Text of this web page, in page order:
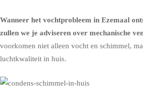
Wanneer het vochtprobleem in Ezemaal
zullen we je adviseren over mechanische
voorkomen niet alleen vocht en schimmel,
luchtkwaliteit in huis.